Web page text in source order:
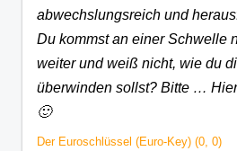
abwechslungsreich und
Du kommst an einer Schwelle
weiter und weiß nicht, wie du
überwinden sollst? Bitte …
🙂
Der Euroschlüssel (Euro-Key) (0, 0)